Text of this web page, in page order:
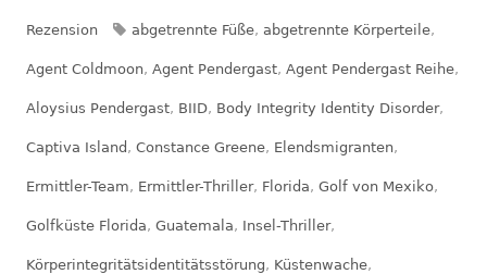
am
Rezension Schlagwörter
abgetrennte Füße, abgetrennte Körperteile,
Agent Coldmoon, Agent Pendergast, Agent Pendergast Reihe,
Aloysius Pendergast, BIID, Body Integrity Identity Disorder,
Captiva Island , Constance Greene, Elendsmigranten,
Ermittler-Team, Ermittler-Thriller, Florida, Golf von Mexiko,
Golfküste Florida, Guatemala, Insel-Thriller,
Körperintegritätsidentitätsstörung, Küstenwache,